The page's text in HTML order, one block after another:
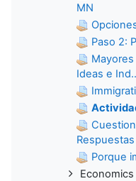
MN
Paso 2:
Ideas e
Respuestas
Porque
Economics